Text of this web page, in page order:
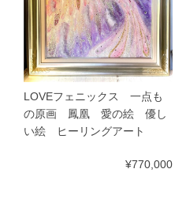
LOVEフェニックス 一点も
の原画 鳳凰 愛の絵 優し
い絵 ヒーリングアート
¥770,000